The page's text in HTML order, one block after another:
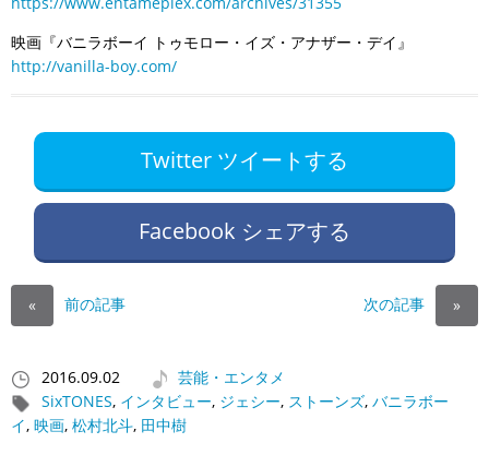
映画『バニラボーイ トゥモロー・イズ・アナザー・デイ』
http://vanilla-boy.com/
Twitter ツイートする
Facebook シェアする
« 前の記事 次の記事 »
2016.09.02
芸能・エンタメ
SixTONES, インタビュー, ジェシー, ストーンズ, バニラボー
イ, 映画, 松村北斗, 田中樹